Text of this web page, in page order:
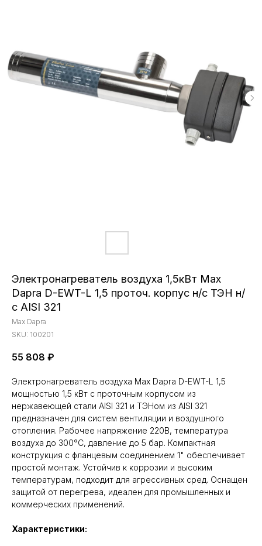
Электронагреватель воздуха 1,5кВт Max
Dapra D-EWT-L 1,5 проточ. корпус н/с ТЭН н/
с AISI 321
Max Dapra
SKU: 100201
55 808 ₽
Электронагреватель воздуха Max Dapra D-EWT-L 1,5
мощностью 1,5 кВт с проточным корпусом из
нержавеющей стали AISI 321 и ТЭНом из AISI 321
предназначен для систем вентиляции и воздушного
отопления. Рабочее напряжение 220В, температура
воздуха до 300°C, давление до 5 бар. Компактная
конструкция с фланцевым соединением 1" обеспечивает
простой монтаж. Устойчив к коррозии и высоким
температурам, подходит для агрессивных сред. Оснащен
защитой от перегрева, идеален для промышленных и
коммерческих применений.
Характеристики: